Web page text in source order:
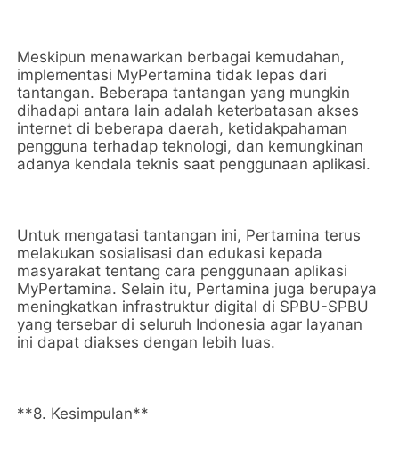
Meskipun menawarkan berbagai kemudahan,
implementasi MyPertamina tidak lepas dari
tantangan. Beberapa tantangan yang mungkin
dihadapi antara lain adalah keterbatasan akses
internet di beberapa daerah, ketidakpahaman
pengguna terhadap teknologi, dan kemungkinan
adanya kendala teknis saat penggunaan aplikasi.
Untuk mengatasi tantangan ini, Pertamina terus
melakukan sosialisasi dan edukasi kepada
masyarakat tentang cara penggunaan aplikasi
MyPertamina. Selain itu, Pertamina juga berupaya
meningkatkan infrastruktur digital di SPBU-SPBU
yang tersebar di seluruh Indonesia agar layanan
ini dapat diakses dengan lebih luas.
**8. Kesimpulan**